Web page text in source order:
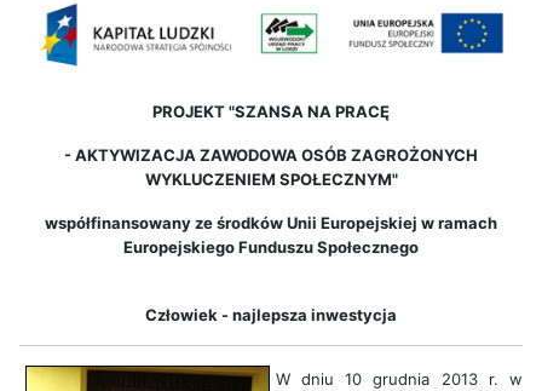
PROJEKT "SZANSA NA PRACĘ
-AKTYWIZACJA ZAWODOWA OSÓB ZAGROŻONYCH
WYKLUCZENIEM SPOŁECZNYM"
współfinansowany ze środków Unii Europejskiej w ramach
Europejskiego Funduszu Społecznego
Człowiek - najlepsza inwestycja
W dniu 10 grudnia 2013 r. w